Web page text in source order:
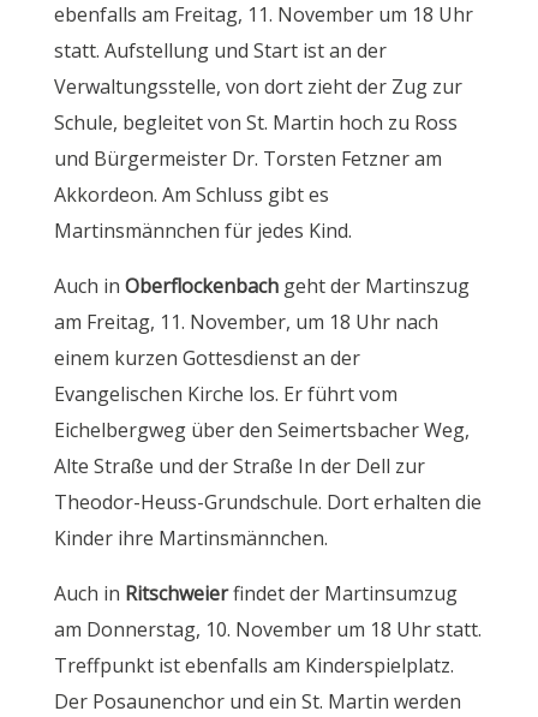
ebenfalls am Freitag, 11. November um 18 Uhr
statt. Aufstellung und Start ist an der
Verwaltungsstelle, von dort zieht der Zug zur
Schule, begleitet von St. Martin hoch zu Ross
und Bürgermeister Dr. Torsten Fetzner am
Akkordeon. Am Schluss gibt es
Martinsmännchen für jedes Kind.
Auch in Oberflockenbachgeht der Martinszug
am Freitag, 11. November, um 18 Uhr nach
einem kurzen Gottesdienst an der
Evangelischen Kirche los. Er führt vom
Eichelbergweg über den Seimertsbacher Weg,
Alte Straße und der Straße In der Dell zur
Theodor-Heuss-Grundschule. Dort erhalten die
Kinder ihre Martinsmännchen.
Auch in Ritschweierfindet der Martinsumzug
am Donnerstag, 10. November um 18 Uhr statt.
Treffpunkt ist ebenfalls am Kinderspielplatz.
Der Posaunenchor und ein St. Martin werden